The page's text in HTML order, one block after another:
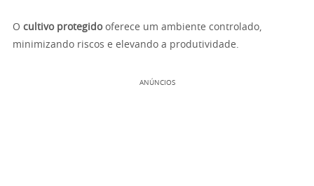
O cultivo protegidooferece um ambiente controlado,
minimizando riscos e elevando a produtividade.
ANÚNCIOS